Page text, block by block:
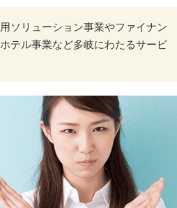
ソリューション事業やファイナン
テル事業など多岐にわたるサービ